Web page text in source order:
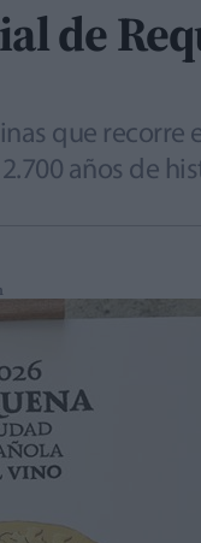
de
que recorre
años de